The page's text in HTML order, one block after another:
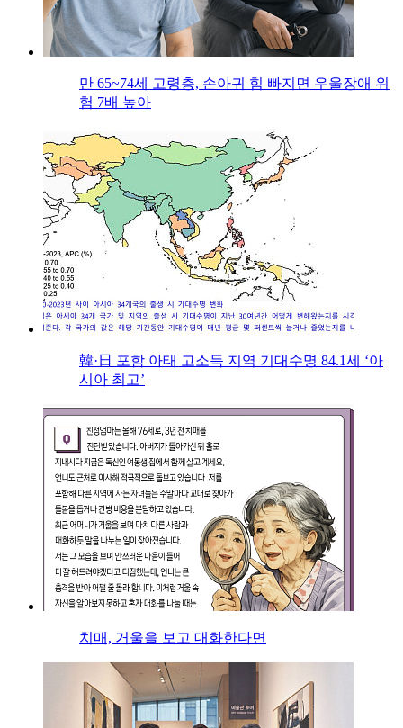
만 65~74세 고령층, 손아귀 힘 빠지면 우울장애 위
험 7배 높아
韓·日 포함 아태 고소득 지역 기대수명 84.1세 ‘아
시아 최고’
치매, 거울을 보고 대화한다면